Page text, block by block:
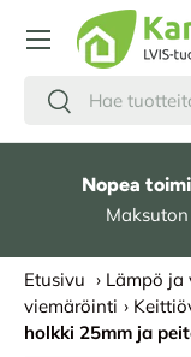
HYPPÄÄ
Hae
Etsi
Nopea
Etusivu › Lämpö ja
viemäröinti ›
holkki 25mm ja